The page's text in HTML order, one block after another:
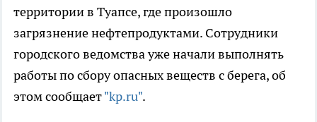
территории в Туапсе, где произошло
загрязнение нефтепродуктами. Сотрудники
городского ведомства уже начали выполнять
работы по сбору опасных веществ с берега, об
этом сообщает"kp.ru".